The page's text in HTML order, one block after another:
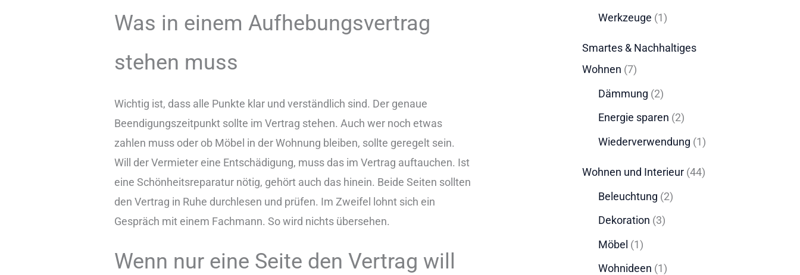
Was in einem Aufhebungsvertrag
stehen muss
Wichtig ist, dass alle Punkte klar und verständlich sind. Der genaue
Beendigungszeitpunkt sollte im Vertrag stehen. Auch wer noch etwas
zahlen muss oder ob Möbel in der Wohnung bleiben, sollte geregelt sein.
Will der Vermieter eine Entschädigung, muss das im Vertrag auftauchen. Ist
eine Schönheitsreparatur nötig, gehört auch das hinein. Beide Seiten sollten
den Vertrag in Ruhe durchlesen und prüfen. Im Zweifel lohnt sich ein
Gespräch mit einem Fachmann. So wird nichts übersehen.
Wenn nur eine Seite den Vertrag will
Werkzeuge (1)
Smartes & Nachhaltiges
Wohnen (7)
Dämmung (2)
Energie sparen (2)
Wiederverwendung (1)
Wohnen und Interieur (44)
Beleuchtung (2)
Dekoration (3)
Möbel (1)
Wohnideen (1)